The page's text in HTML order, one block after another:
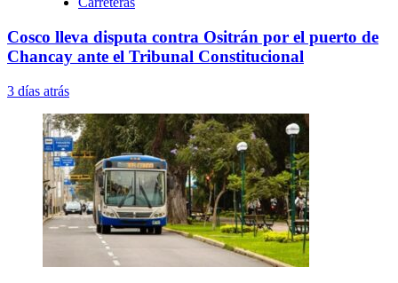
Cosco lleva disputa contra Ositrán por el puerto de
Chancay ante el Tribunal Constitucional
3 días atrás